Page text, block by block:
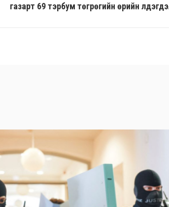
газарт 69 тэрбум төгрөгийн өрийн